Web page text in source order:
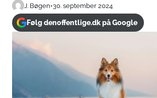
J. Bøgen•30. september 2024
Følg denoffentlige.dk på Google